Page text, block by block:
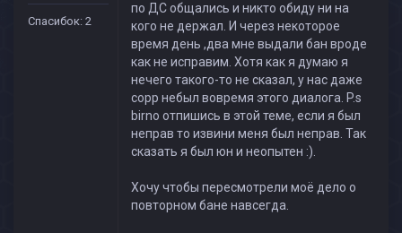
Спасибок: 2
по ДС общались и никто обиду ни на
кого не держал. И через некоторое
время день ,два мне выдали бан вроде
как не исправим. Хотя как я думаю я
нечего такого-то не сказал, у нас даже
сорр небыл вовремя этого диалога. P.s
birno отпишись в этой теме, если я был
неправ то извини меня был неправ. Так
сказать я был юн и неопытен :).
Хочу чтобы пересмотрели моё дело о
повторном бане навсегда.